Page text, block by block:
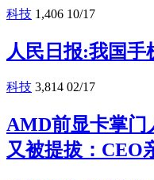
科技 1,406 10/17
人民日报:我国手
科技 3,814 02/17
AMD前显卡掌门
又被提拔：CEO